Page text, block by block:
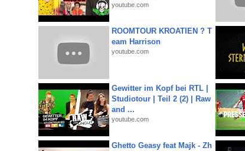
youtube.com
ROOMTOUR KROATIEN ? T
eam Harrison
youtube.com
Gewitter im Kopf bei RTL |
Studiotour | Teil 2 (2) | Raw
and ...
youtube.com
Ghetto Geasy feat Majk - Zh